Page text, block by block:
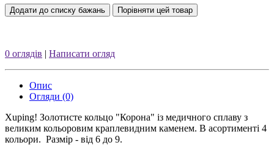
Додати до списку бажань Порівняти цей товар
0 оглядів | Написати огляд
Опис
Огляди (0)
Xuping! Золотисте кольцо "Корона" із медичного сплаву з
великим кольоровим краплевидним каменем. В асортименті 4
кольори. Размір - від 6 до 9.